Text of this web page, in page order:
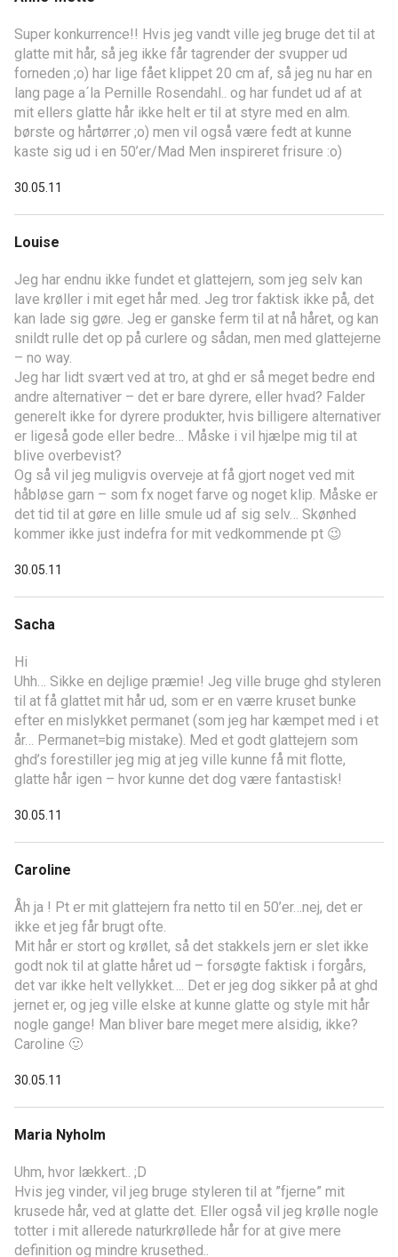
Super konkurrence!! Hvis jeg vandt ville jeg bruge det til at
glatte mit hår, så jeg ikke får tagrender der svupper ud
forneden ;o) har lige fået klippet 20 cm af, så jeg nu har en
lang page a´la Pernille Rosendahl.. og har fundet ud af at
mit ellers glatte hår ikke helt er til at styre med en alm.
børste og hårtørrer ;o) men vil også være fedt at kunne
kaste sig ud i en 50’er/Mad Men inspireret frisure :o)
30.05.11
Louise
Jeg har endnu ikke fundet et glattejern, som jeg selv kan
lave krøller i mit eget hår med. Jeg tror faktisk ikke på, det
kan lade sig gøre. Jeg er ganske ferm til at nå håret, og kan
snildt rulle det op på curlere og sådan, men med glattejerne
– no way.
Jeg har lidt svært ved at tro, at ghd er så meget bedre end
andre alternativer – det er bare dyrere, eller hvad? Falder
generelt ikke for dyrere produkter, hvis billigere alternativer
er ligeså gode eller bedre… Måske i vil hjælpe mig til at
blive overbevist?
Og så vil jeg muligvis overveje at få gjort noget ved mit
håbløse garn – som fx noget farve og noget klip. Måske er
det tid til at gøre en lille smule ud af sig selv… Skønhed
kommer ikke just indefra for mit vedkommende pt 😉
30.05.11
Sacha
Hi
Uhh… Sikke en dejlige præmie! Jeg ville bruge ghd styleren
til at få glattet mit hår ud, som er en værre kruset bunke
efter en mislykket permanet (som jeg har kæmpet med i et
år… Permanet=big mistake). Med et godt glattejern som
ghd’s forestiller jeg mig at jeg ville kunne få mit flotte,
glatte hår igen – hvor kunne det dog være fantastisk!
30.05.11
Caroline
Åh ja ! Pt er mit glattejern fra netto til en 50’er…nej, det er
ikke et jeg får brugt ofte.
Mit hår er stort og krøllet, så det stakkels jern er slet ikke
godt nok til at glatte håret ud – forsøgte faktisk i forgårs,
det var ikke helt vellykket…. Det er jeg dog sikker på at ghd
jernet er, og jeg ville elske at kunne glatte og style mit hår
nogle gange! Man bliver bare meget mere alsidig, ikke?
Caroline 🙂
30.05.11
Maria Nyholm
Uhm, hvor lækkert.. ;D
Hvis jeg vinder, vil jeg bruge styleren til at ”fjerne” mit
krusede hår, ved at glatte det. Eller også vil jeg krølle nogle
totter i mit allerede naturkrøllede hår for at give mere
definition og mindre krusethed..